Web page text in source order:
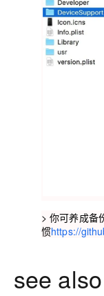
> 你可养成备
惯https://
see also